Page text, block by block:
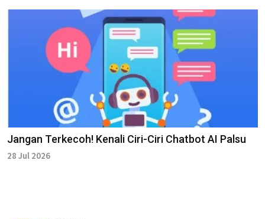
Jangan Terkecoh! Kenali Ciri-Ciri Chatbot AI Palsu
28 Jul 2026